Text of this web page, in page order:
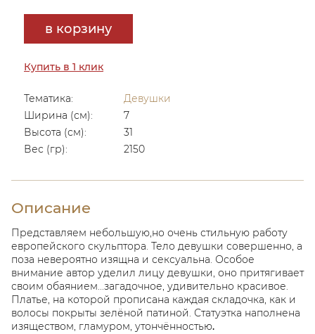
в корзину
Купить в 1 клик
Тематика:
Девушки
Ширина (см):
7
Высота (см):
31
Вес (гр):
2150
Описание
Представляем небольшую,но очень стильную работу
европейского скульптора. Тело девушки совершенно, а
поза невероятно изящна и сексуальна. Особое
внимание автор уделил лицу девушки, оно притягивает
своим обаянием...загадочное, удивительно красивое.
Платье, на которой прописана каждая складочка, как и
волосы покрыты зелёной патиной. Статуэтка наполнена
изяществом, гламуром, утончённостью.